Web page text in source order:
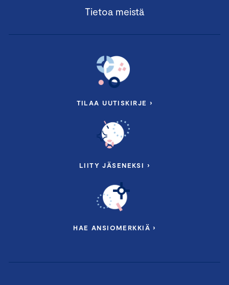
Tietoa meistä
TILAA UUTISKIRJE ›
LIITY JÄSENEKSI ›
HAE ANSIOMERKKIÄ ›